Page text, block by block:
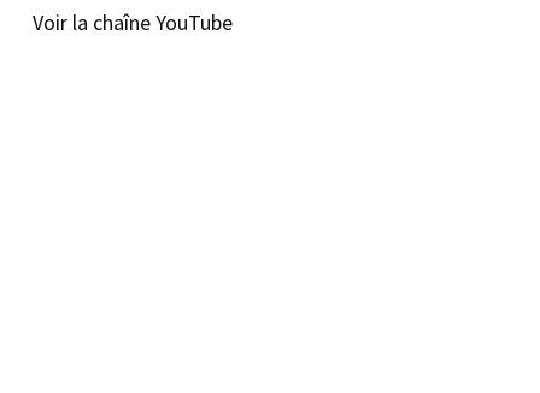
Voir la chaîne YouTube